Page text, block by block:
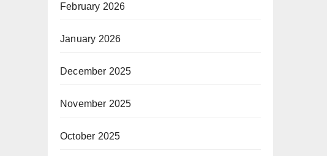
February 2026
January 2026
December 2025
November 2025
October 2025